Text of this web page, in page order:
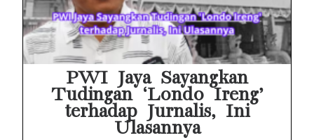
PWI Jaya Sayangkan
Tudingan ‘Londo Ireng’
terhadap Jurnalis, Ini
Ulasannya